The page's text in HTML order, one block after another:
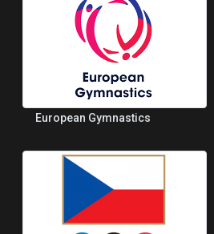
European Gymnastics